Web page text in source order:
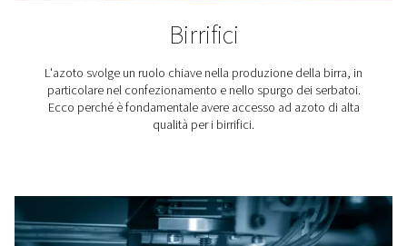
Taglio laser
L'azoto viene utilizzato per soffiare via il materiale fuso
laser. Poiché si tratta di un gas inerte, l'azoto tiene
lontano dall'area di taglio e garantisce una finitura